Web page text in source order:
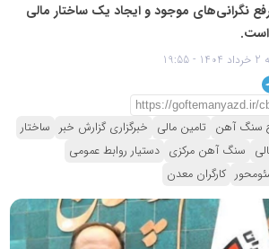
نگرانی‌های موجود و ایجاد یک ساختار مالی
است.
سنگ آهن تامین مالی خبرگزاری گزارش خبر ساختار
سنگ آهن مرکزی دستیار روابط عمومی
کارگران معدن